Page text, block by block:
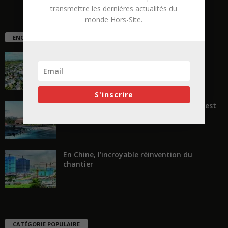
ENCORE PLUS D'ARTICLES
« Transformer plutôt que démolir, ce n’est
En Chine, l’incroyable réinvention du
chantier
CATÉGORIE POPULAIRE
transmettre les dernières actualités du
monde Hors-Site.
S'inscrire